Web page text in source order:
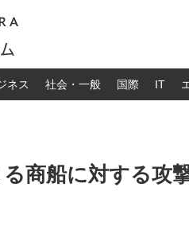
ネス 社会・一般 国際 IT
商船に対する攻